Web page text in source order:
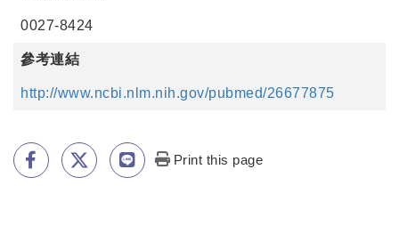
0027-8424
參考連結
http://www.ncbi.nlm.nih.gov/pubmed/26677875
Print this page